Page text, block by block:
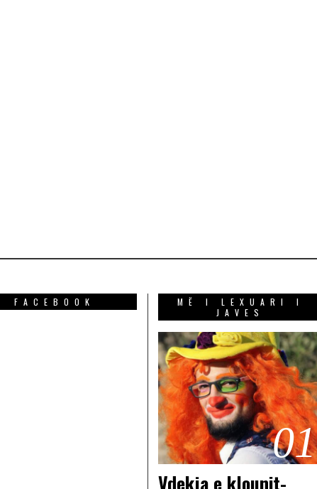
FACEBOOK
MË I LEXUARI I
JAVES
01
Vdekja e klounit-